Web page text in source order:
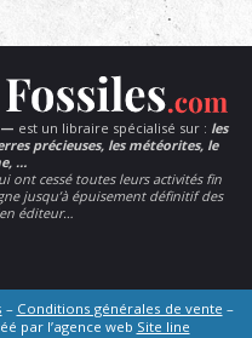
— est un libraire spécialisé sur : les
précieuses, les météorites, le
…
ont cessé toutes leurs activités fin
jusqu’à épuisement définitif des
éditeur…
– Conditions générales de vente –
par l’agence web Site line